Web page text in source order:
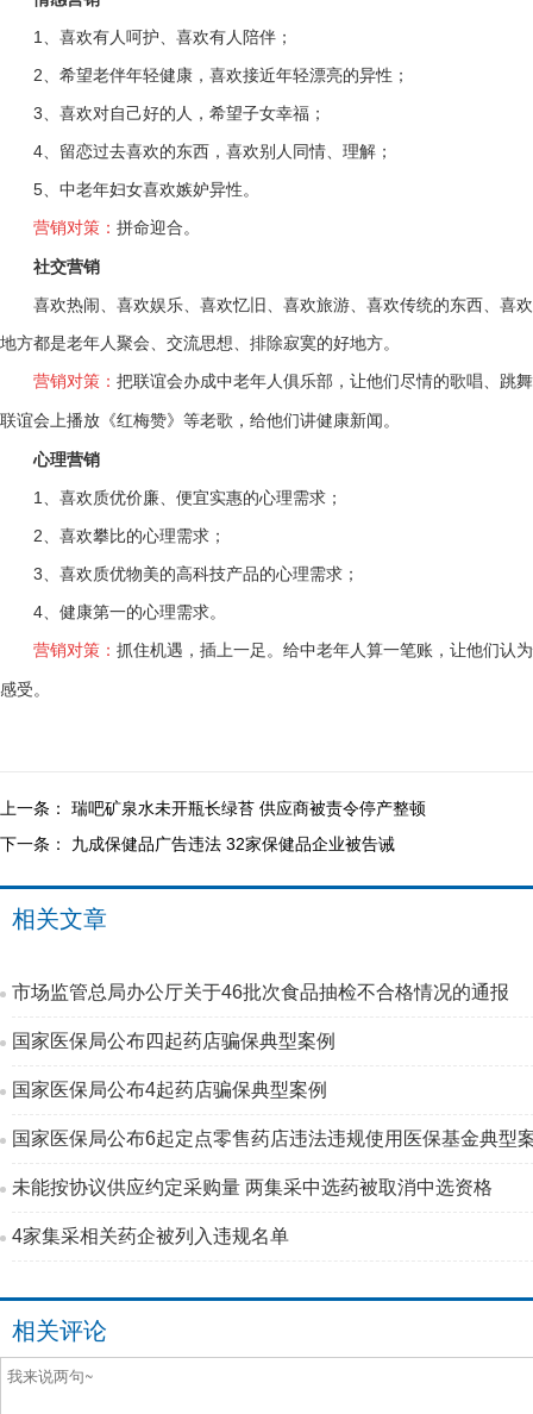
1、喜欢有人呵护、喜欢有人陪伴；
2、希望老伴年轻健康，喜欢接近年轻漂亮的异性；
3、喜欢对自己好的人，希望子女幸福；
4、留恋过去喜欢的东西，喜欢别人同情、理解；
5、中老年妇女喜欢嫉妒异性。
营销对策： 拼命迎合。
社交营销
喜欢热闹、喜欢娱乐、喜欢忆旧、喜欢旅游、喜欢传统的东西、喜
地方都是老年人聚会、交流思想、排除寂寞的好地方。
营销对策： 把联谊会办成中老年人俱乐部，让他们尽情的歌唱、跳
联谊会上播放《红梅赞》等老歌，给他们讲健康新闻。
心理营销
1、喜欢质优价廉、便宜实惠的心理需求；
2、喜欢攀比的心理需求；
3、喜欢质优物美的高科技产品的心理需求；
4、健康第一的心理需求。
营销对策： 抓住机遇，插上一足。给中老年人算一笔账，让他们认
感受。
上一条： 瑞吧矿泉水未开瓶长绿苔 供应商被责令停产整顿
下一条： 九成保健品广告违法 32家保健品企业被告诫
相关文章
市场监管总局办公厅关于46批次食品抽检不合格情况的通报
国家医保局公布四起药店骗保典型案例
国家医保局公布4起药店骗保典型案例
国家医保局公布6起定点零售药店违法违规使用医保基金典型
未能按协议供应约定采购量 两集采中选药被取消中选资格
4家集采相关药企被列入违规名单
相关评论